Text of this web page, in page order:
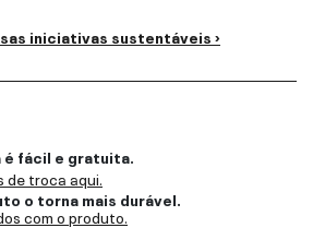
iniciativas sustentáveis ›
fácil e gratuita.
de troca aqui.
o torna mais durável.
com o produto.